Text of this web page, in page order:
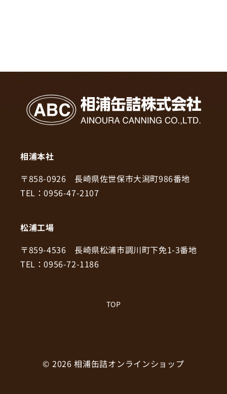
相浦本社
〒858-0926 長崎県佐世保市大潟町986番地
TEL：0956-47-2107
松浦工場
〒859-4536 長崎県松浦市調川町下免1-3番地
TEL：0956-72-1186
TOP
© 2026相浦缶詰オンラインショップ